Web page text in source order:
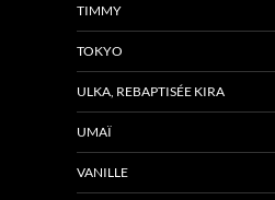
TIMMY
TOKYO
ULKA, REBAPTISÉE KIRA
UMAÏ
VANILLE